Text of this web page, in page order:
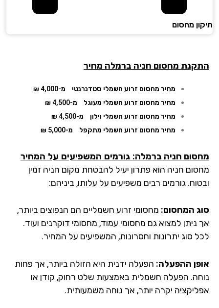
מחסום
מחסום חניה ברמלה מחיר
מחיר מחסום זרוע חשמלי סטדנרנטי
מ-4,000 ₪
מחיר מחסום זרוע חשמלי מעוגל
מ-4,500 ₪
מחיר מחסום זרוע חשמלי וילון
מ-4,500 ₪
מחיר מחסום זרוע חשמלי מתקפל
מ-5,000 ₪
חניה ברמלה: גורמים המשפיעים על המחיר
חניה הוא פתרון יעיל להבטחת מקום חניה זמין
גורמים רבים משפיעים על עלותו, ביניהם:
המחסום:מחסומי זרוע חשמליים הם הנפוצים ביותר,
ניתן למצוא גם מחסומי עמוד, מחסומי דוקרנים ועוד.
סוג יתרונות וחסרונות, המשפיעים על המחיר.
ההפעלה:הפעלה ידנית היא הזולה ביותר, אך פחות
הפעלה חשמלית באמצעות שלט רחוק, קודן או
יקרה יותר, אך נוחה משמעותית.